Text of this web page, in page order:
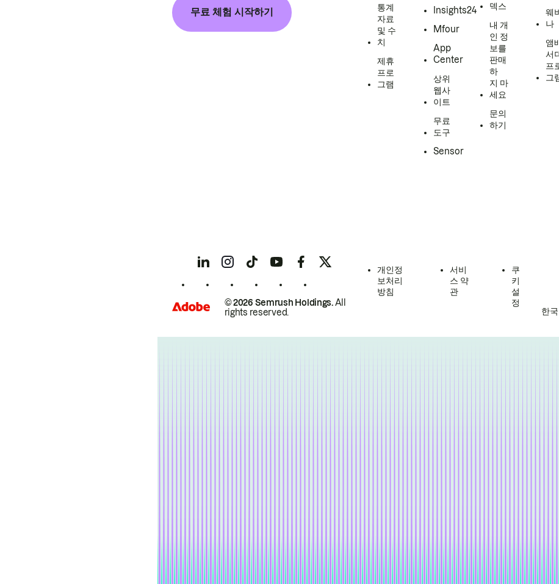
무료 체험 시작하기
통계
자료
및 수
치
제휴
프로
그램
Insights24
Mfour
App
Center
상위
웹사
이트
무료
도구
Sensor
덱스
내 개
인 정
보를
판매
하
지 마
세요
문의
하기
웨
나
앰
서
프
그
© 2026 Semrush Holdings.All
rights reserved.
개인정
보처리
방침
서비
스 약
관
쿠
키
설
정
한